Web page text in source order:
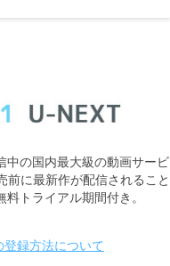
中の国内最大級の動画サービ
前に最新作が配信されること
料トライアル期間付き。
登録方法について